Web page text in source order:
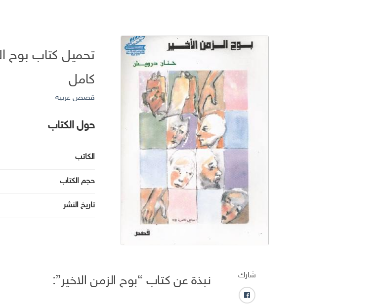
تحميل كتاب بوح
كامل
قصص عربية
حول الكتاب
الكاتب
حجم الكتاب
تاريخ النشر
شارك
ف
نبذة عن كتاب “بوح الزمن الاخير”: